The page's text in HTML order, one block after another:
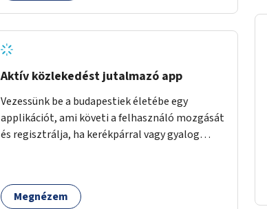
Aktív közlekedést jutalmazó app
Vezessünk be a budapestiek életébe egy
applikációt, ami követi a felhasználó mozgását
és regisztrálja, ha kerékpárral vagy gyalog
üzleti partnereknél kedvezményekre,
ajándékokra válthat a felhasználó.
Megnézem